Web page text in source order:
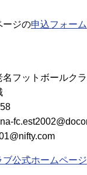
ージの申込フォーム
フットボールク
ブ公式ホームページ